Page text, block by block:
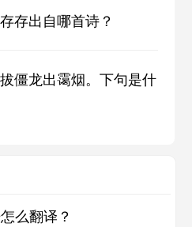
存出自哪首诗？
僵龙出霭烟。下句是什
么翻译？